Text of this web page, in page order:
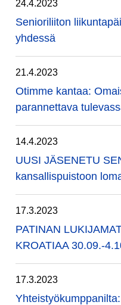
24.4.2023
Senioriliiton
yhdessä
21.4.2023
Otimme kantaa:
parannettava
14.4.2023
UUSI JÄSENETU
kansallispuistoon
17.3.2023
PATINAN
KROATIAA 30.09.-
17.3.2023